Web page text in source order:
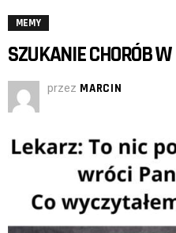
MEMY
SZUKANIE CHORÓB
przez MARCIN